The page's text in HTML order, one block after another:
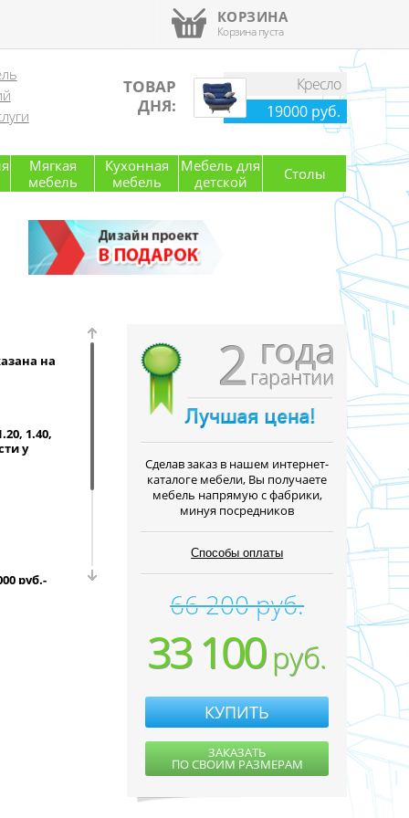
КОРЗИНА
Корзина пуста
ТОВАР
ДНЯ:
Кресло
19000 руб.
Мягкая
мебель
Кухонная
мебель
Мебель для
детской
Столы
на
1.40,
у
руб.-
2 года
гарантии
Cделав заказ в нашем интернет-
каталоге мебели, Вы получаете
мебель напрямую с фабрики,
минуя посредников
Способы оплаты
66 200 руб.
33 100руб.
КУПИТЬ
ЗАКАЗАТЬ
ПО СВОИМ РАЗМЕРАМ